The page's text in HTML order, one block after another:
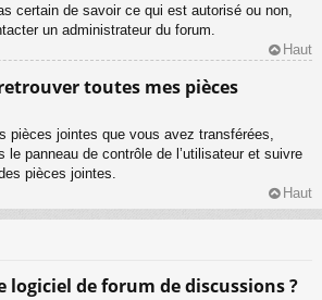
certain de savoir ce qui est autorisé ou non,
un administrateur du forum.
Haut
toutes mes pièces
pièces jointes que vous avez transférées,
le panneau de contrôle de l’utilisateur et suivre
pièces jointes.
Haut
logiciel de forum de discussions ?